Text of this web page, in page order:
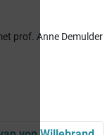
prof. Anne Demulder